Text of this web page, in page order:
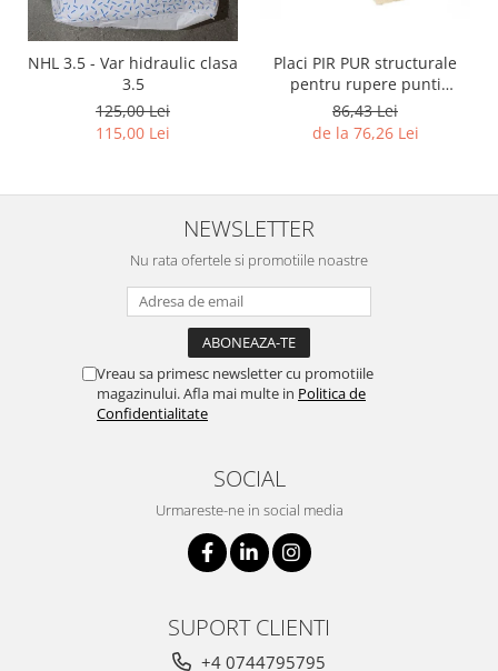
NHL 3.5 - Var hidraulic clasa
3.5
125,00 Lei
115,00 Lei
Placi PIR PUR structurale
pentru rupere punti
termice tamplarie
86,43 Lei
de la 76,26 Lei
NEWSLETTER
Nu rata ofertele si promotiile noastre
Vreau sa primesc newsletter cu promotiile
magazinului. Afla mai multe in Politica de
Confidentialitate
SOCIAL
Urmareste-ne in social media
SUPORT CLIENTI
+4 0744795795